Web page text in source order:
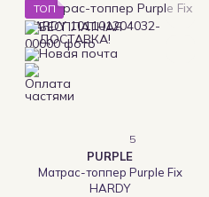
ТОП
5
PURPLE
Матрас-топпер Purple Fix
HARDY